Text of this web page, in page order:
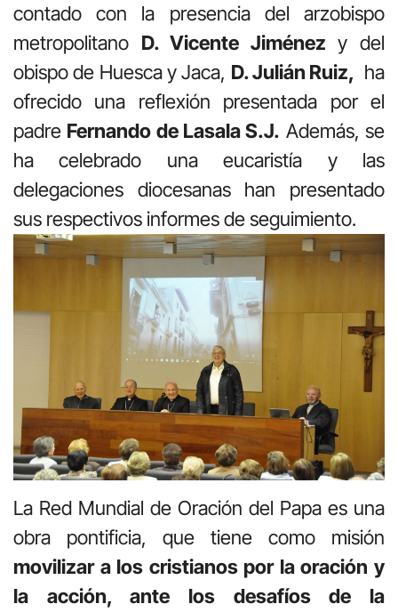
contado con la presencia del arzobispo
metropolitano D. Vicente Jiménez y del
obispo de Huesca y Jaca, D. Julián Ruiz, ha
ofrecido una reflexión presentada por el
padre Fernando de Lasala S.J. Además, se
ha celebrado una eucaristía y las
delegaciones diocesanas han presentado
sus respectivos informes de seguimiento.
La Red Mundial de Oración del Papa es una
obra pontificia, que tiene como misión
movilizar a los cristianos por la oración y
la acción, ante los desafíos de la